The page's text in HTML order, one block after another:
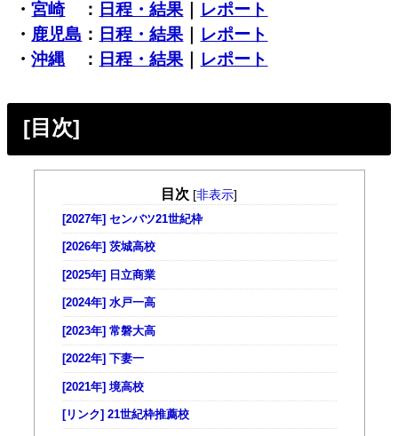
・宮崎： 日程・結果｜ レポート
・ 鹿児島 ： 日程・結果｜ レポート
・沖縄 ： 日程・結果｜ レポート
[目次]
目次 [非表示]
[2027年] センバツ21世紀枠
[2026年] 茨城高校
[2025年] 日立商業
[2024年] 水戸一高
[2023年] 常磐大高
[2022年] 下妻一
[2021年] 境高校
[リンク] 21世紀枠推薦校